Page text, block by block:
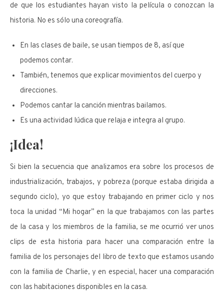
de que los estudiantes hayan visto la película o conozcan la
historia. No es sólo una coreografía.
En las clases de baile, se usan tiempos de 8, así que
podemos contar.
También, tenemos que explicar movimientos del cuerpo y
direcciones.
Podemos cantar la canción mientras bailamos.
Es una actividad lúdica que relaja e integra al grupo.
¡Idea!
Si bien la secuencia que analizamos era sobre los procesos de
industrialización, trabajos, y pobreza (porque estaba dirigida a
segundo ciclo), yo que estoy trabajando en primer ciclo y nos
toca la unidad “Mi hogar” en la que trabajamos con las partes
de la casa y los miembros de la familia, se me ocurrió ver unos
clips de esta historia para hacer una comparación entre la
familia de los personajes del libro de texto que estamos usando
con la familia de Charlie, y en especial, hacer una comparación
con las habitaciones disponibles en la casa.